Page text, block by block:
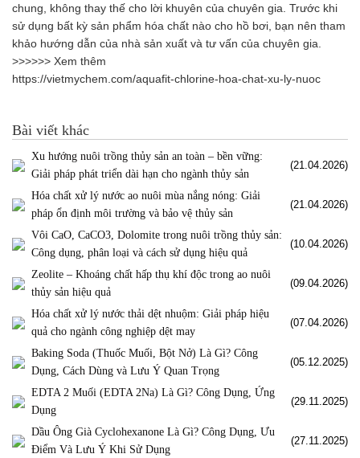
chung, không thay thế cho lời khuyên của chuyên gia. Trước khi
sử dụng bất kỳ sản phẩm hóa chất nào cho hồ bơi, bạn nên tham
khảo hướng dẫn của nhà sản xuất và tư vấn của chuyên gia.
>>>>>> Xem thêm
https://vietmychem.com/aquafit-chlorine-hoa-chat-xu-ly-nuoc
Bài viết khác
Xu hướng nuôi trồng thủy sản an toàn – bền vững:
Giải pháp phát triển dài hạn cho ngành thủy sản
(21.04.2026)
Hóa chất xử lý nước ao nuôi mùa nắng nóng: Giải
pháp ổn định môi trường và bảo vệ thủy sản
(21.04.2026)
Vôi CaO, CaCO3, Dolomite trong nuôi trồng thủy sản:
Công dụng, phân loại và cách sử dụng hiệu quả
(10.04.2026)
Zeolite – Khoáng chất hấp thụ khí độc trong ao nuôi
thủy sản hiệu quả
(09.04.2026)
Hóa chất xử lý nước thải dệt nhuộm: Giải pháp hiệu
quả cho ngành công nghiệp dệt may
(07.04.2026)
Baking Soda (Thuốc Muối, Bột Nở) Là Gì? Công
Dụng, Cách Dùng và Lưu Ý Quan Trọng
(05.12.2025)
EDTA 2 Muối (EDTA 2Na) Là Gì? Công Dụng, Ứng
Dụng
(29.11.2025)
Dầu Ông Già Cyclohexanone Là Gì? Công Dụng, Ưu
Điểm Và Lưu Ý Khi Sử Dụng
(27.11.2025)